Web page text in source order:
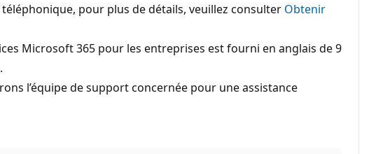
pour plus de détails, veuillez consulter Obtenir
Microsoft 365 pour les entreprises est fourni en anglais de 9
l’équipe de support concernée pour une assistance